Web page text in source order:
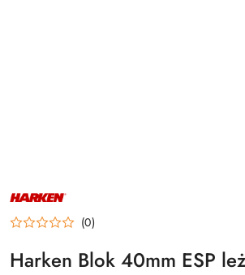
NAZWA
PRODUCENTA:
HARKEN (0)
Harken Blok 40mm ESP